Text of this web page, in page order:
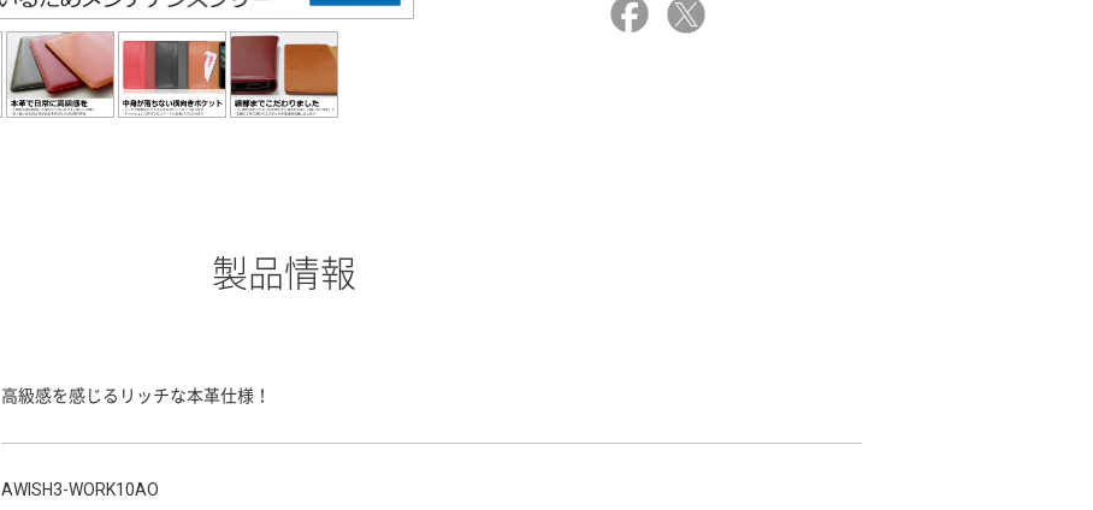
製品情報
高級感を感じるリッチな本革仕様！
AWISH3-WORK10AO